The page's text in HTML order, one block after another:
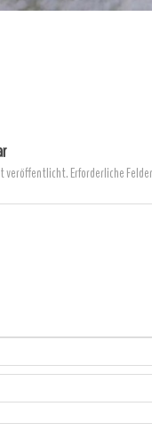
veröffentlicht.Erforderliche